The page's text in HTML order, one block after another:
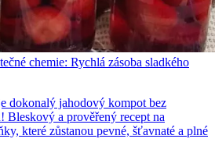
chemie: Rychlá zásoba sladkého
dokonalý jahodový kompot bez
Bleskový a prověřený recept na
které zůstanou pevné, šťavnaté a plné